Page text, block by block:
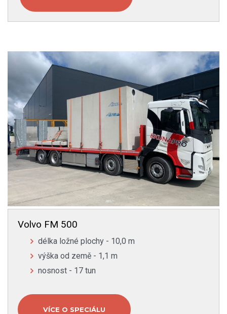
Volvo FM 500
délka ložné plochy - 10,0 m
výška od země - 1,1 m
nosnost - 17 tun
VÍCE O SPECIÁLU